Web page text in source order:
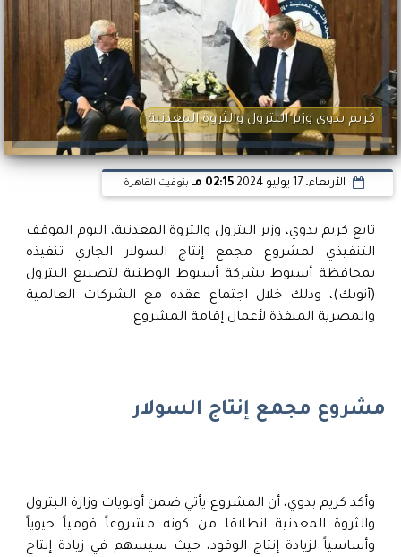
كريم بدوى وزير البترول والثروة المعدنية
الأربعاء، 17 يوليو 2024 02:15 مـ بتوقيت القاهرة
تابع كريم بدوي، وزير البترول والثروة المعدنية، اليوم الموقف
التنفيذي لمشروع مجمع إنتاج السولار الجاري تنفيذه
بمحافظة أسيوط بشركة أسيوط الوطنية لتصنيع البترول
(أنوبك)، وذلك خلال اجتماع عقده مع الشركات العالمية
والمصرية المنفذة لأعمال إقامة المشروع.
مشروع مجمع إنتاج السولار
وأكد كريم بدوي، أن المشروع يأتي ضمن أولويات وزارة البترول
والثروة المعدنية انطلاقا من كونه مشروعاً قومياً حيوياً
وأساسياً لزيادة إنتاج الوقود، حيث سيسهم في زيادة إنتاج